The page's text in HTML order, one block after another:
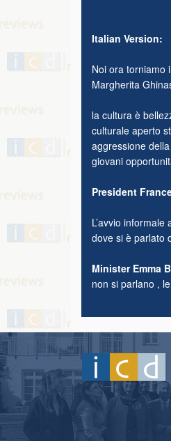
Italian Version:
Noi ora torniamo
Margherita
la cultura è
culturale aperto
aggressione
giovani
President
L’avvio
dove si è parlato
Minister Emma
non si parlano ,